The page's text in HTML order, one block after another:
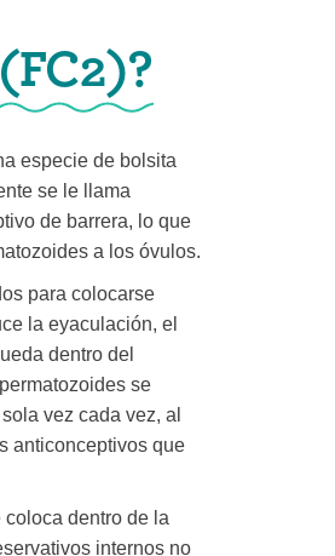
especie de bolsita
se le llama
de barrera, lo que
a los óvulos.
para colocarse
la eyaculación, el
dentro del
se
vez cada vez, al
anticonceptivos que
dentro de la
internos no